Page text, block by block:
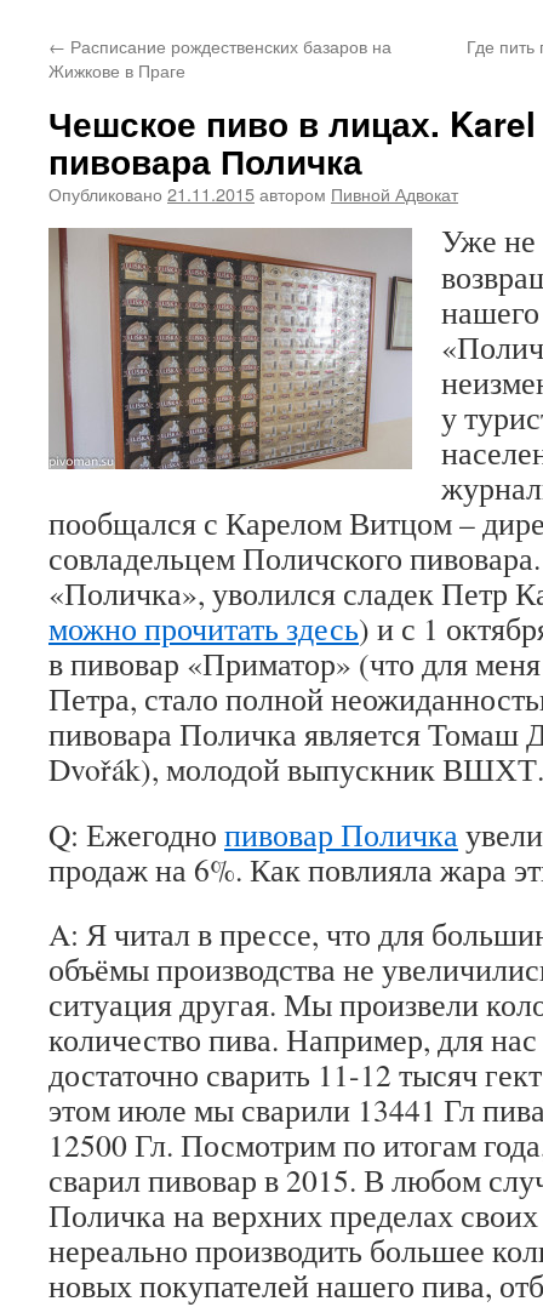
← Расписание рождественских базаров на
Жижкове в Праге
Где
Чешское пиво в лицах.
пивовара Поличка
Опубликовано 21.11.2015автором Пивной Адвокат
Уже не
у
пообщался с Карелом Витцом –
совладельцем Поличского
«Поличка», уволился сладек Петр
можно прочитать здесь) и с 1
в пивовар «Приматор» (что для
Петра, стало полной
пивовара Поличка является Томаш
Dvořák), молодой выпускник ВШХТ.
Q: Ежегодно пивовар Поличка
продаж на 6%. Как повлияла жара
A: Я читал в прессе, что для
объёмы производства не
ситуация другая. Мы произвели
количество пива. Например, для
достаточно сварить 11-12 тысяч
этом июле мы сварили 13441 Гл
12500 Гл. Посмотрим по итогам
сварил пивовар в 2015. В любом
Поличка на верхних пределах
нереально производить большее
новых покупателей нашего пива,